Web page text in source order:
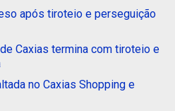
após tiroteio e perseguição
Caxias termina com tiroteio e
no Caxias Shopping e